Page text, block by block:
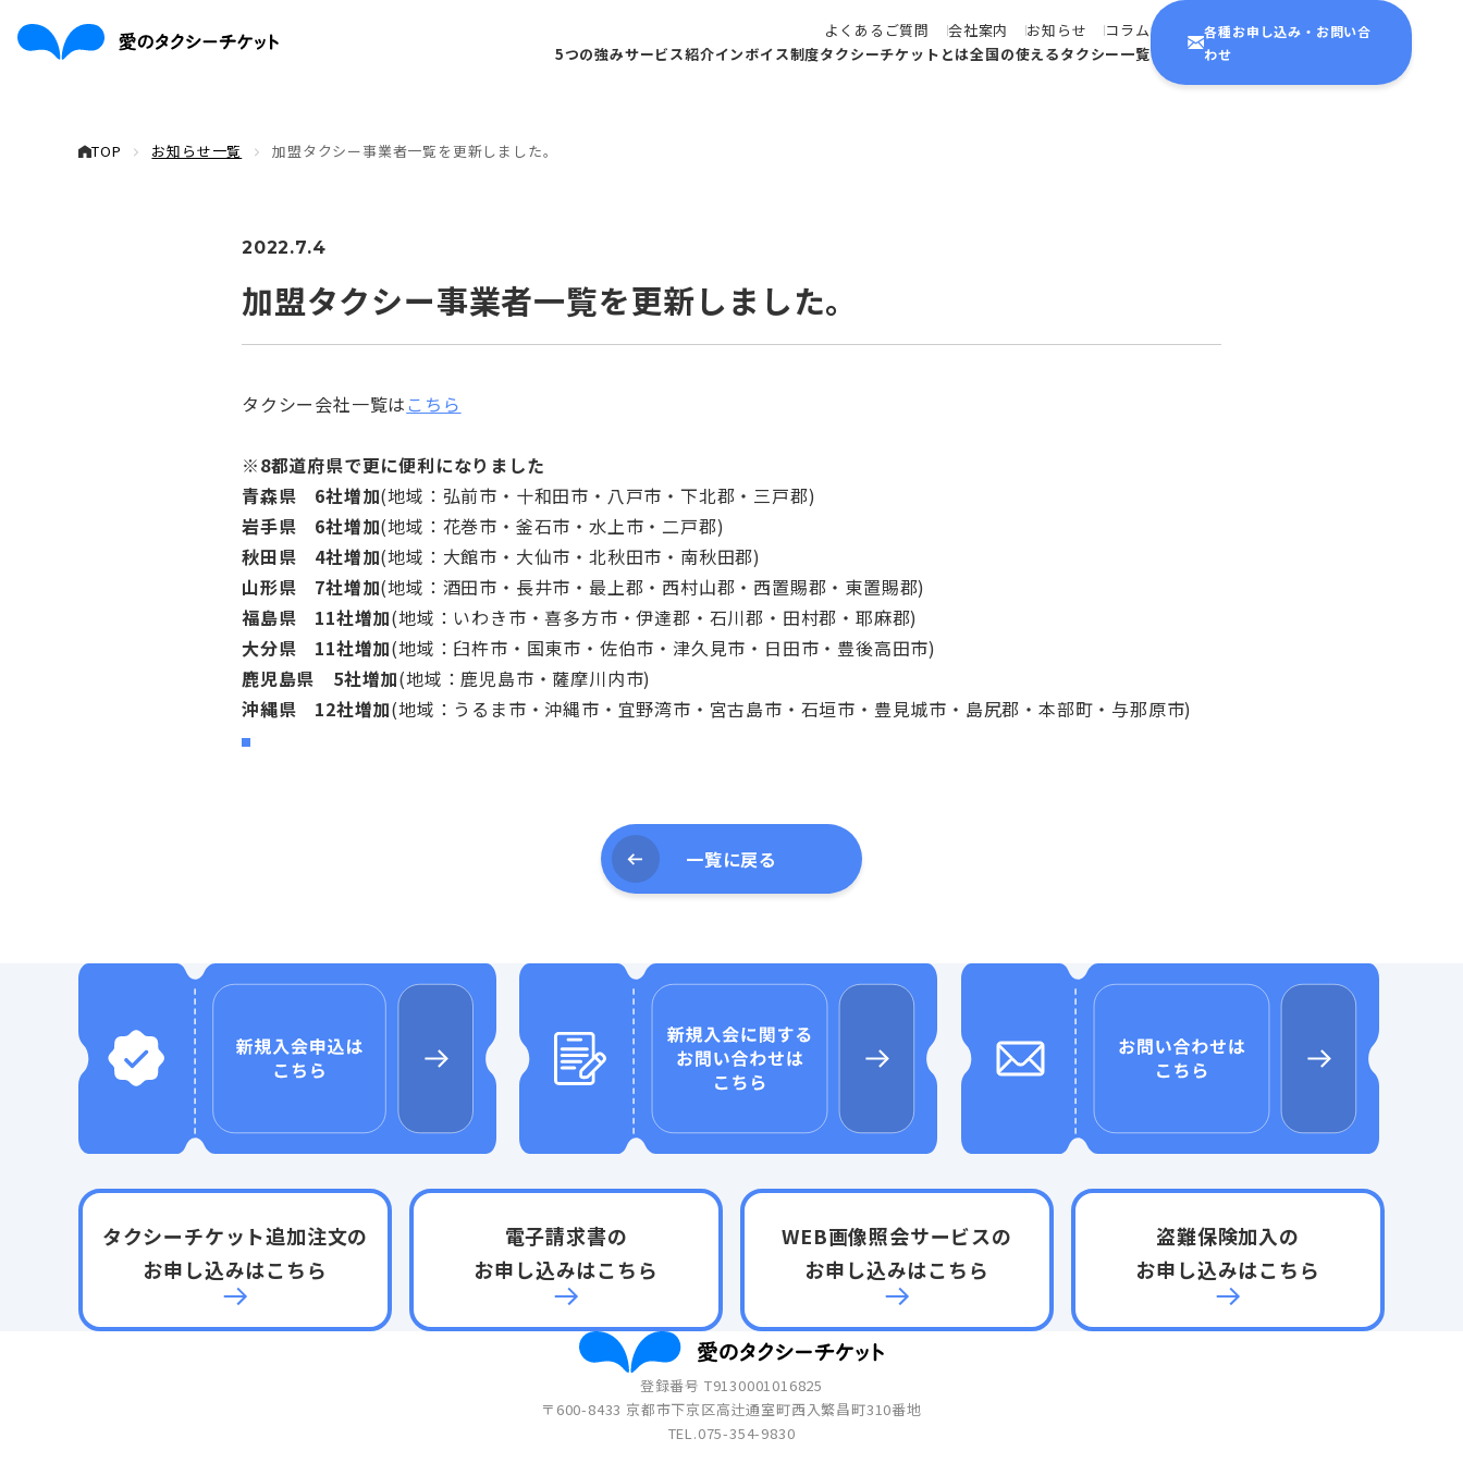
よくあるご質問 会社案内 お知らせ
コラム
5つの強みサービス紹介インボイス制度タクシーチケットとは全国の使えるタクシー一覧
各種お申し込み・お問い合
わせ
TOP お知らせ一覧 加盟タクシー事業者一覧を更新しました。
2022.7.4
加盟タクシー事業者一覧を更新しました。
タクシー会社一覧は こちら
※8都道府県で更に便利になりました
青森県 6社増加(地域：弘前市・十和田市・八戸市・下北郡・三戸郡)
岩手県 6社増加(地域：花巻市・釜石市・水上市・二戸郡)
秋田県 4社増加(地域：大館市・大仙市・北秋田市・南秋田郡)
山形県 7社増加(地域：酒田市・長井市・最上郡・西村山郡・西置賜郡・東置賜郡)
福島県 11社増加(地域：いわき市・喜多方市・伊達郡・石川郡・田村郡・耶麻郡)
大分県 11社増加(地域：臼杵市・国東市・佐伯市・津久見市・日田市・豊後高田市)
鹿児島県 5社増加(地域：鹿児島市・薩摩川内市)
沖縄県 12社増加(地域：うるま市・沖縄市・宜野湾市・宮古島市・石垣市・豊見城市・島尻郡・本部町・与那原市)
一覧に戻る
タクシーチケット追加注文の
お申し込みはこちら
電子請求書の
お申し込みはこちら
WEB画像照会サービスの
お申し込みはこちら
盗難保険加入の
お申し込みはこちら
登録番号 T9130001016825
〒600-8433 京都市下京区高辻通室町西入繁昌町310番地
TEL.075-354-9830